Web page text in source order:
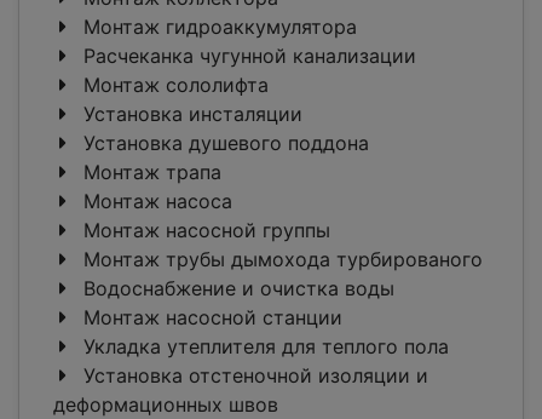
Монтаж гидроаккумулятора
Расчеканка чугунной канализации
Монтаж сололифта
Установка инсталяции
Установка душевого поддона
Монтаж трапа
Монтаж насоса
Монтаж насосной группы
Монтаж трубы дымохода турбированого
Водоснабжение и очистка воды
Монтаж насосной станции
Укладка утеплителя для теплого пола
Установка отстеночной изоляции и
деформационных швов